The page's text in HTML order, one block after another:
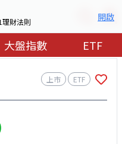
財法則 開啟
大盤指數 ETF
上市 ETF